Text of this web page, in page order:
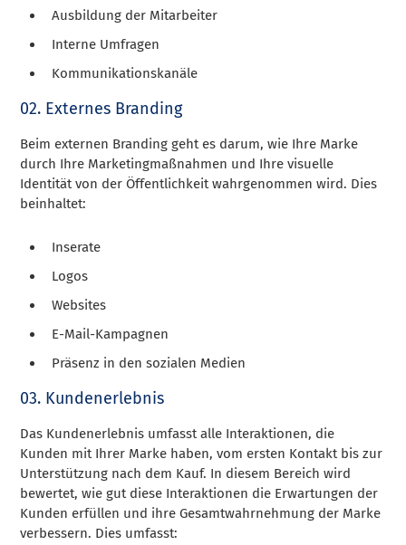
Ausbildung der Mitarbeiter
Interne Umfragen
Kommunikationskanäle
02. Externes Branding
Beim externen Branding geht es darum, wie Ihre Marke
durch Ihre Marketingmaßnahmen und Ihre visuelle
Identität von der Öffentlichkeit wahrgenommen wird. Dies
beinhaltet:
Inserate
Logos
Websites
E-Mail-Kampagnen
Präsenz in den sozialen Medien
03. Kundenerlebnis
Das Kundenerlebnis umfasst alle Interaktionen, die
Kunden mit Ihrer Marke haben, vom ersten Kontakt bis zur
Unterstützung nach dem Kauf. In diesem Bereich wird
bewertet, wie gut diese Interaktionen die Erwartungen der
Kunden erfüllen und ihre Gesamtwahrnehmung der Marke
verbessern. Dies umfasst: